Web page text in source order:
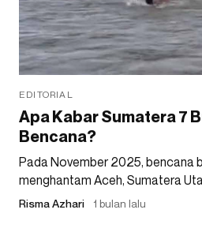
EDITORIAL
Apa Kabar Sumatera 7
Bencana?
Pada November 2025, bencana
menghantam Aceh, Sumatera
Risma Azhari 1 bulan lalu